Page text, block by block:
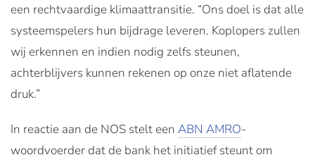
een rechtvaardige klimaattransitie. “Ons doel is dat alle
systeemspelers hun bijdrage leveren. Koplopers zullen
wij erkennen en indien nodig zelfs steunen,
achterblijvers kunnen rekenen op onze niet aflatende
druk.”
In reactie aan de NOS stelt een ABN AMRO-
woordvoerder dat de bank het initiatief steunt om